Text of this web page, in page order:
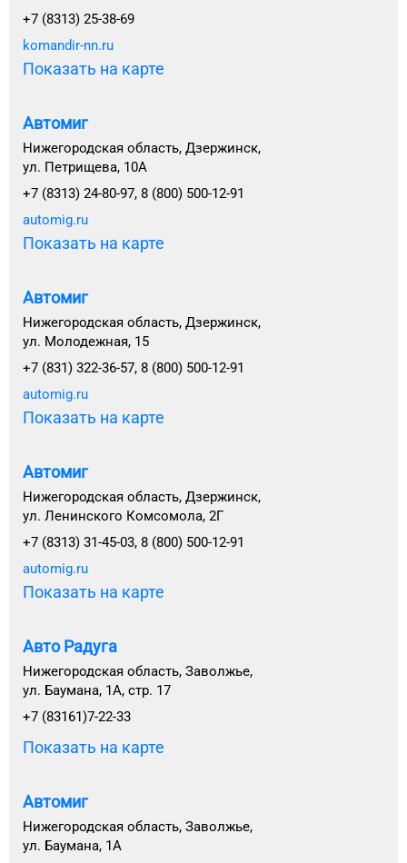
+7 (8313) 25-38-69
komandir-nn.ru
Показать на карте
Автомиг
Нижегородская область, Дзержинск,
ул. Петрищева, 10А
+7 (8313) 24-80-97, 8 (800) 500-12-91
automig.ru
Показать на карте
Автомиг
Нижегородская область, Дзержинск,
ул. Молодежная, 15
+7 (831) 322-36-57, 8 (800) 500-12-91
automig.ru
Показать на карте
Автомиг
Нижегородская область, Дзержинск,
ул. Ленинского Комсомола, 2Г
+7 (8313) 31-45-03, 8 (800) 500-12-91
automig.ru
Показать на карте
Авто Радуга
Нижегородская область, Заволжье,
ул. Баумана, 1А, стр. 17
+7 (83161)7-22-33
Показать на карте
Автомиг
Нижегородская область, Заволжье,
ул. Баумана, 1А